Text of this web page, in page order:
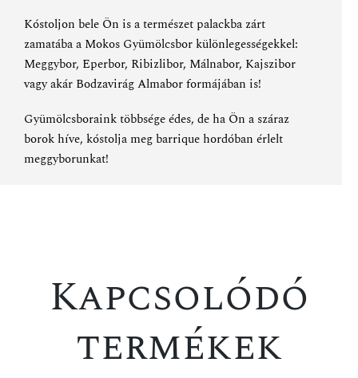
Kóstoljon bele Ön is a természet palackba zárt
zamatába a Mokos Gyümölcsbor különlegességekkel:
Meggybor, Eperbor, Ribizlibor, Málnabor, Kajszibor
vagy akár Bodzavirág Almaborformájában is!
Gyümölcsboraink többsége édes, de ha Ön a száraz
borok híve, kóstolja megbarrique hordóban érlelt
meggyborunkat!
Kapcsolódó
termékek